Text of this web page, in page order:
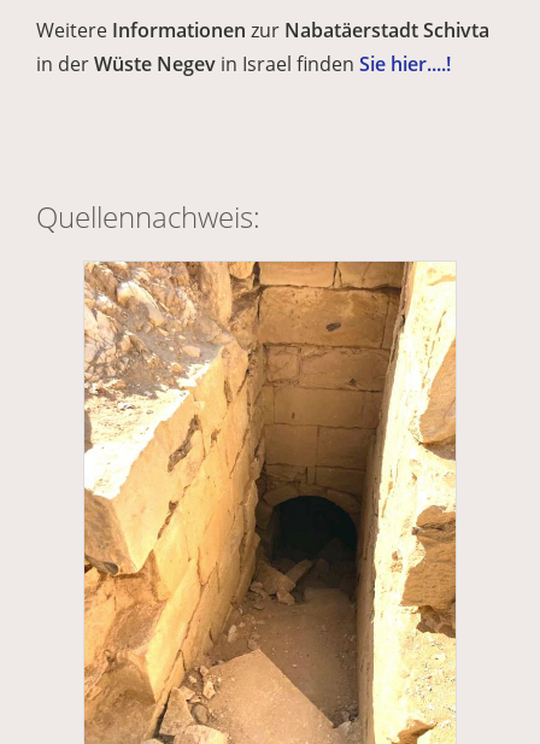
Weitere Informationen zur Nabatäerstadt Schivta
in derWüste Negev in Israel finden Sie hier....!
Quellennachweis: